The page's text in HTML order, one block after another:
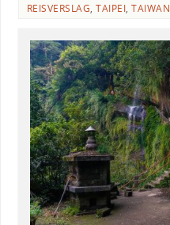
REISVERSLAG,TAIPEI,TAIWAN